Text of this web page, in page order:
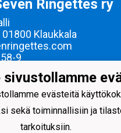
Ringettes ry
Klaukkala
9
vuodesta 2000!
sivustollamme
evästeitä
sekä toiminnallisiin ja
tarkoituksiin.